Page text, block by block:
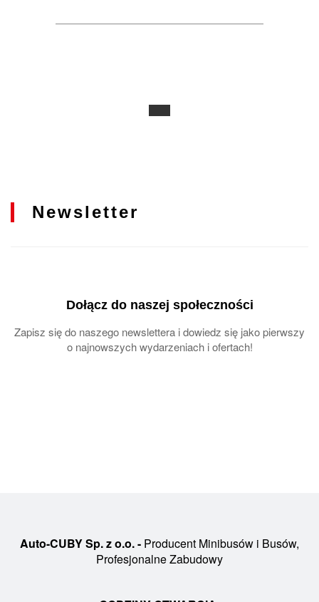
Newsletter
Dołącz do naszej społeczności
Zapisz się do naszego newslettera i dowiedz się jako pierwszy
o najnowszych wydarzeniach i ofertach!
Auto-CUBY Sp. z o.o. - Producent Minibusów i Busów,
Profesjonalne Zabudowy